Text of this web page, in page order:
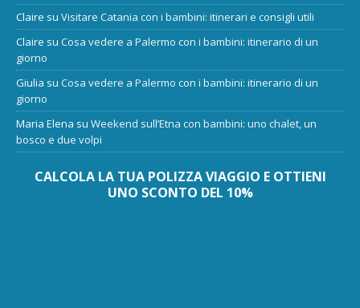
Claire su Visitare Catania con i bambini: itinerari e consigli utili
Claire su Cosa vedere a Palermo con i bambini: itinerario di un
giorno
Giulia su Cosa vedere a Palermo con i bambini: itinerario di un
giorno
Maria Elena su Weekend sull’Etna con bambini: uno chalet, un
bosco e due volpi
CALCOLA LA TUA POLIZZA VIAGGIO E OTTIENI
UNO SCONTO DEL 10%